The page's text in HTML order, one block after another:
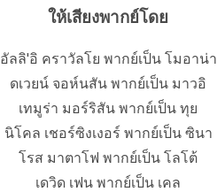
ให้เสียงพากย์โดย
อัลลิ'อิ คราวัลโย พากย์เป็น โมอาน่า
ดเวยน์ จอห์นสัน พากย์เป็น มาวอิ
เทมูร่า มอร์ริสัน พากย์เป็น ทุย
นิโคล เชอร์ซิงเงอร์ พากย์เป็น ซินา
โรส มาตาโฟ พากย์เป็น โลโต้
เดวิด เฟน พากย์เป็น เคล